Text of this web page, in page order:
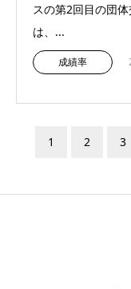
スの第2回目の団
は、...
成績率
1 2 3